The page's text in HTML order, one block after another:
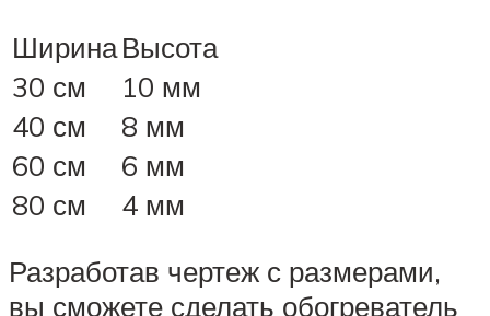
ШиринаВысота
30 см
10 мм
40 см
8 мм
60 см
6 мм
80 см
4 мм
Разработав чертеж с размерами,
вы сможете сделать обогреватель